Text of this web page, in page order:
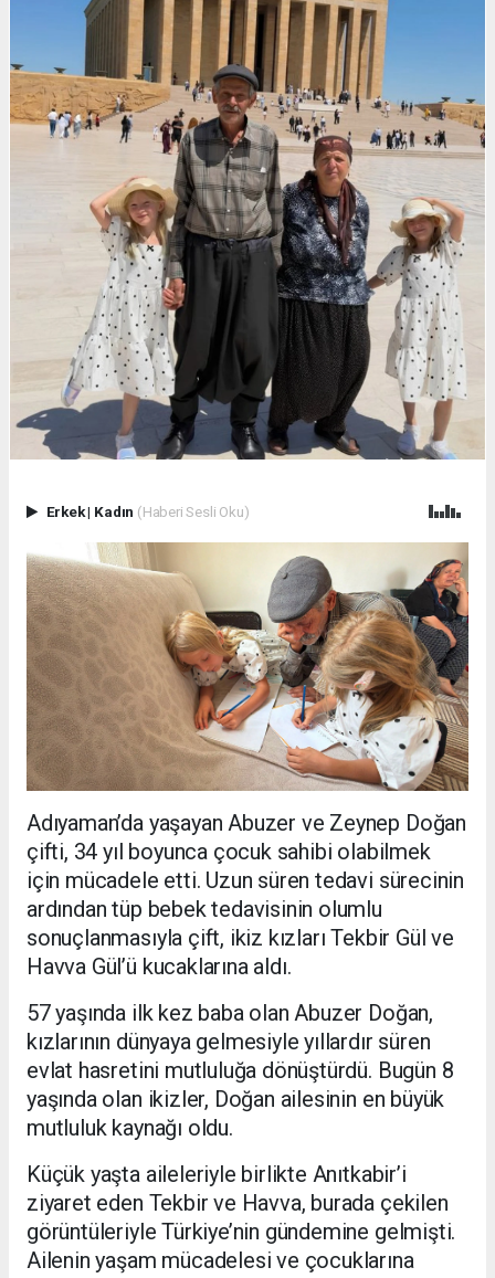
Erkek| Kadın (Haberi Sesli Oku)
Adıyaman’da yaşayan Abuzer ve Zeynep Doğan
çifti, 34 yıl boyunca çocuk sahibi olabilmek
için mücadele etti. Uzun süren tedavi sürecinin
ardından tüp bebek tedavisinin olumlu
sonuçlanmasıyla çift, ikiz kızları Tekbir Gül ve
Havva Gül’ü kucaklarına aldı.
57 yaşında ilk kez baba olan Abuzer Doğan,
kızlarının dünyaya gelmesiyle yıllardır süren
evlat hasretini mutluluğa dönüştürdü. Bugün 8
yaşında olan ikizler, Doğan ailesinin en büyük
mutluluk kaynağı oldu.
Küçük yaşta aileleriyle birlikte Anıtkabir’i
ziyaret eden Tekbir ve Havva, burada çekilen
görüntüleriyle Türkiye’nin gündemine gelmişti.
Ailenin yaşam mücadelesi ve çocuklarına